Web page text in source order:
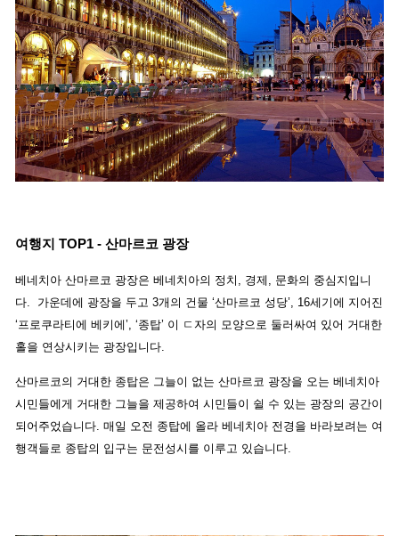
여행지 TOP1 - 산마르코 광장
베네치아 산마르코 광장은 베네치아의 정치, 경제, 문화의 중심지입니
다. 가운데에 광장을 두고 3개의 건물 ‘산마르코 성당’, 16세기에 지어진
‘프로쿠라티에 베키에’, ‘종탑’ 이 ㄷ자의 모양으로 둘러싸여 있어 거대한
홀을 연상시키는 광장입니다.
산마르코의 거대한 종탑은 그늘이 없는 산마르코 광장을 오는 베네치아
시민들에게 거대한 그늘을 제공하여 시민들이 쉴 수 있는 광장의 공간이
되어주었습니다. 매일 오전 종탑에 올라 베네치아 전경을 바라보려는 여
행객들로 종탑의 입구는 문전성시를 이루고 있습니다.